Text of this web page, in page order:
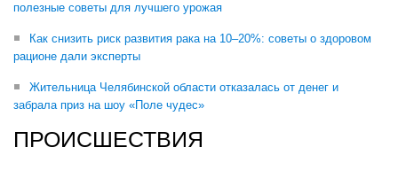
полезные советы для лучшего урожая
Как снизить риск развития рака на 10–20%: советы о здоровом
рационе дали эксперты
Жительница Челябинской области отказалась от денег и
забрала приз на шоу «Поле чудес»
ПРОИСШЕСТВИЯ